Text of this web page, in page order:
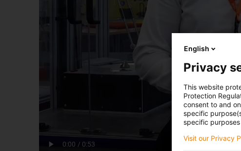
English
Privacy
This website
Protection
consent to and
specific
specific
Visit our Privacy